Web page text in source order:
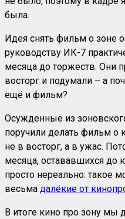
была.
Идея снять фильм о зоне
руководству ИК-7
месяца до торжеств. Они
восторг и подумали – а
ещё и фильм?
Осужденные из
поручили делать фильм о
не в восторг, а в ужас.
месяца, остававшихся до
просто нереально: такое
весьма далёкие от
В итоге кино про зону мы